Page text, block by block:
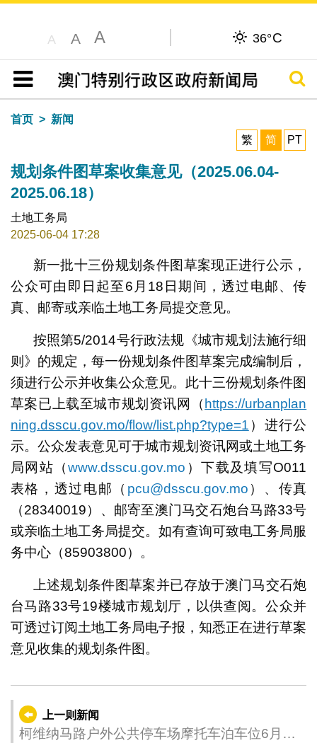
A A A 36°C
目录
搜寻
首页
新闻
繁
简 PT
规划条件图草案收集意见（2025.06.04-
2025.06.18）
土地工务局
2025-06-04 17:28
新一批十三份规划条件图草案现正进行公示，
公众可由即日起至6月18日期间，透过电邮、传
真、邮寄或亲临土地工务局提交意见。
按照第5/2014号行政法规《城市规划法施行细
则》的规定，每一份规划条件图草案完成编制后，
须进行公示并收集公众意见。此十三份规划条件图
草案已上载至城市规划资讯网（https://urbanplan
ning.dsscu.gov.mo/flow/list.php?type=1 ）进行公
示。公众发表意见可于城市规划资讯网或土地工务
局网站（www.dsscu.gov.mo ）下载及填写O011
表格，透过电邮（ pcu@dsscu.gov.mo ） 、 传真
（28340019）、邮寄至澳门马交石炮台马路33号
或亲临土地工务局提交。如有查询可致电工务局服
务中心（85903800）。
上述规划条件图草案并已存放于澳门马交石炮
台马路33号19楼城市规划厅，以供查阅。公众并
可透过订阅土地工务局电子报，知悉正在进行草案
意见收集的规划条件图。
上一则新闻
柯维纳马路户外公共停车场摩托车泊车位6月6